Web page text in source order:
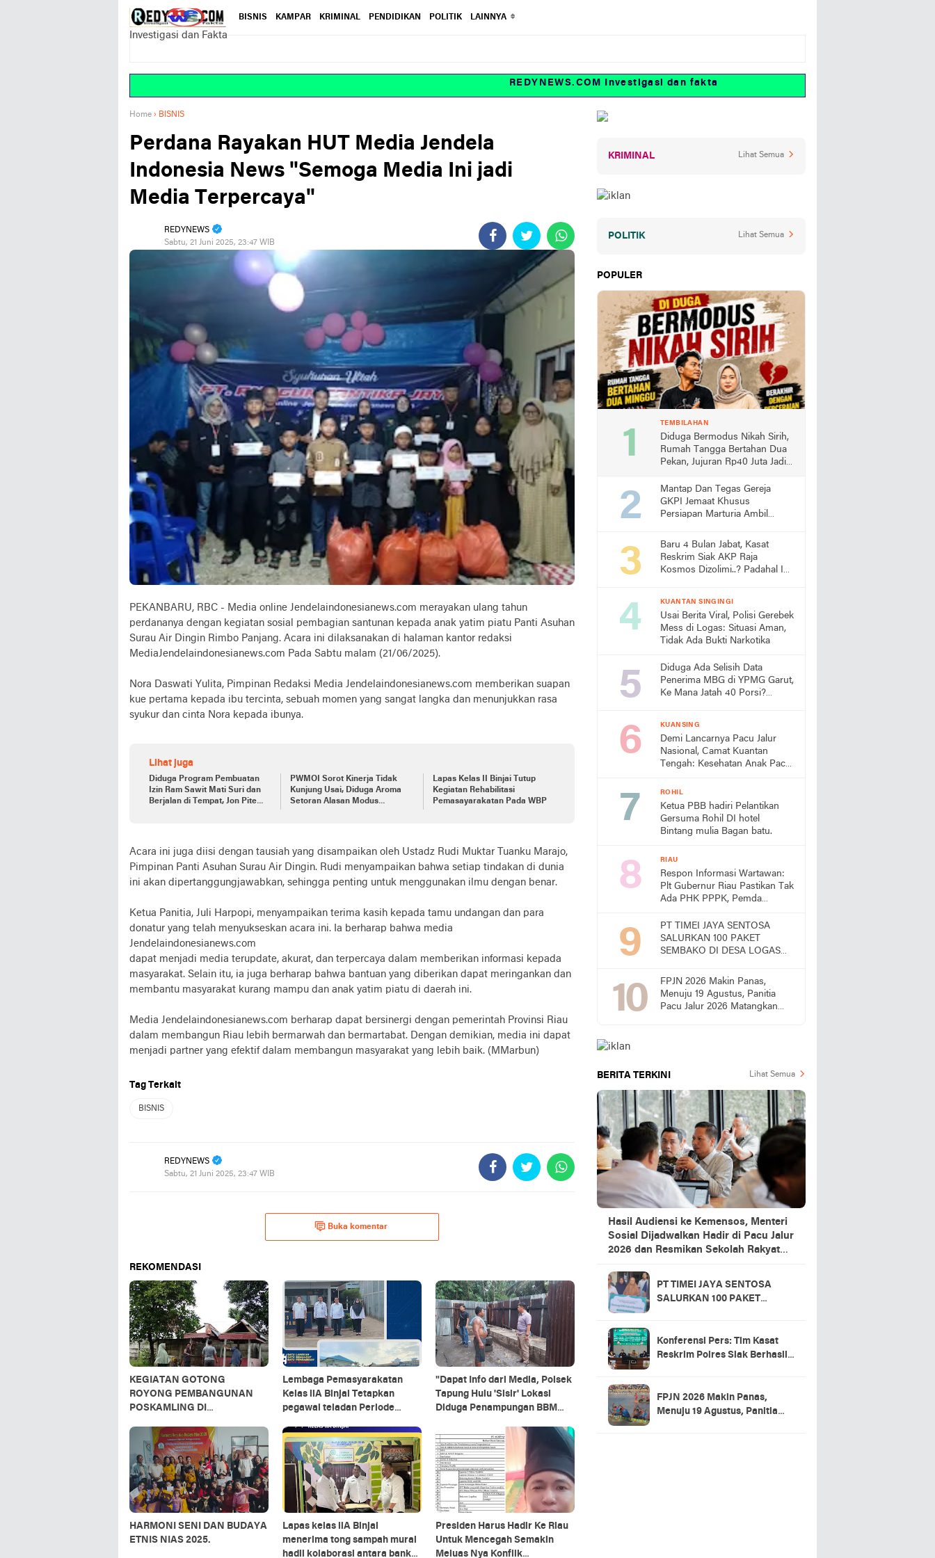
Investigasi dan Fakta
BISNIS KAMPAR KRIMINAL PENDIDIKAN POLITIK LAINNYA
REDYNEWS.COM Investigasi dan fakta
Home › BISNIS
Perdana Rayakan HUT Media Jendela
Indonesia News "Semoga Media Ini jadi
Media Terpercaya"
REDYNEWS
Sabtu, 21 Juni 2025, 23:47 WIB
PEKANBARU, RBC - Media online Jendelaindonesianews.com merayakan ulang tahun
perdananya dengan kegiatan sosial pembagian santunan kepada anak yatim piatu Panti Asuhan
Surau Air Dingin Rimbo Panjang. Acara ini dilaksanakan di halaman kantor redaksi
MediaJendelaindonesianews.com Pada Sabtu malam (21/06/2025).
Nora Daswati Yulita, Pimpinan Redaksi Media Jendelaindonesianews.com memberikan suapan
kue pertama kepada ibu tercinta, sebuah momen yang sangat langka dan menunjukkan rasa
syukur dan cinta Nora kepada ibunya.
Lihat juga
Diduga Program Pembuatan
Izin Ram Sawit Mati Suri dan
Berjalan di Tempat, Jon Pite
PWMOI Sorot Kinerja Tidak
Kunjung Usai, Diduga Aroma
Setoran Alasan Modus
Lapas Kelas II Binjai Tutup
Kegiatan Rehabilitasi
Pemasayarakatan Pada WBP
Acara ini juga diisi dengan tausiah yang disampaikan oleh Ustadz Rudi Muktar Tuanku Marajo,
Pimpinan Panti Asuhan Surau Air Dingin. Rudi menyampaikan bahwa setiap tindakan di dunia
ini akan dipertanggungjawabkan, sehingga penting untuk menggunakan ilmu dengan benar.
Ketua Panitia, Juli Harpopi, menyampaikan terima kasih kepada tamu undangan dan para
donatur yang telah menyukseskan acara ini. Ia berharap bahwa media
Jendelaindonesianews.com
dapat menjadi media terupdate, akurat, dan terpercaya dalam memberikan informasi kepada
masyarakat. Selain itu, ia juga berharap bahwa bantuan yang diberikan dapat meringankan dan
membantu masyarakat kurang mampu dan anak yatim piatu di daerah ini.
Media Jendelaindonesianews.com berharap dapat bersinergi dengan pemerintah Provinsi Riau
dalam membangun Riau lebih bermarwah dan bermartabat. Dengan demikian, media ini dapat
menjadi partner yang efektif dalam membangun masyarakat yang lebih baik. (MMarbun)
Tag Terkait
BISNIS
REDYNEWS
Sabtu, 21 Juni 2025, 23:47 WIB
Buka komentar
REKOMENDASI
KEGIATAN GOTONG
ROYONG PEMBANGUNAN
POSKAMLING DI
KELURAHAN TANAH TINGGI
KECAMATAN BINJAI TIMUR
Lembaga Pemasyarakatan
Kelas llA Binjai Tetapkan
pegawai teladan Periode
"Dapat Info dari Media, Polsek
Tapung Hulu 'Sisir' Lokasi
Diduga Penampungan BBM
HARMONI SENI DAN BUDAYA
ETNIS NIAS 2025.
Lapas kelas llA Binjai
menerima tong sampah mural
hadil kolaborasi antara bank
Presiden Harus Hadir Ke Riau
Untuk Mencegah Semakin
Meluas Nya Konflik
KRIMINAL Lihat Semua
POLITIK Lihat Semua
POPULER
TEMBILAHAN
Diduga Bermodus Nikah Sirih,
Rumah Tangga Bertahan Dua
Pekan, Jujuran Rp40 Juta Jadi
Mantap Dan Tegas Gereja
GKPI Jemaat Khusus
Persiapan Marturia Ambil
Pertama lebih Awal
Baru 4 Bulan Jabat, Kasat
Reskrim Siak AKP Raja
Kosmos Dizolimi..? Padahal Ini
KUANTAN SINGINGI
Usai Berita Viral, Polisi Gerebek
Mess di Logas: Situasi Aman,
Tidak Ada Bukti Narkotika
Diduga Ada Selisih Data
Penerima MBG di YPMG Garut,
Ke Mana Jatah 40 Porsi?
KUANSING
Demi Lancarnya Pacu Jalur
Nasional, Camat Kuantan
Tengah: Kesehatan Anak Pacu
ROHIL
Ketua PBB hadiri Pelantikan
Gersuma Rohil DI hotel
Bintang mulia Bagan batu.
RIAU
Respon Informasi Wartawan:
Plt Gubernur Riau Pastikan Tak
Ada PHK PPPK, Pemda
PT TIMEI JAYA SENTOSA
SALURKAN 100 PAKET
SEMBAKO DI DESA LOGAS
UCAPKAN TERIMA KASIH
FPJN 2026 Makin Panas,
Menuju 19 Agustus, Panitia
Pacu Jalur 2026 Matangkan
BERITA TERKINI Lihat Semua
Hasil Audiensi ke Kemensos, Menteri
Sosial Dijadwalkan Hadir di Pacu Jalur
2026 dan Resmikan Sekolah Rakyat
PT TIMEI JAYA SENTOSA
SALURKAN 100 PAKET
UCAPKAN TERIMA KASIH
Konferensi Pers: Tim Kasat
Reskrim Polres Siak Berhasil
FPJN 2026 Makin Panas,
Menuju 19 Agustus, Panitia